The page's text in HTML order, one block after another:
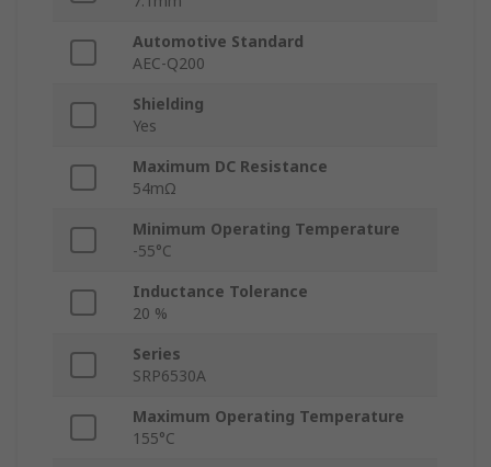
Automotive Standard
AEC-Q200
Shielding
Yes
Maximum DC Resistance
54mΩ
Minimum Operating Temperature
-55°C
Inductance Tolerance
20 %
Series
SRP6530A
Maximum Operating Temperature
155°C